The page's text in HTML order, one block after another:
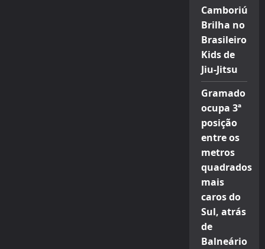
Camboriú
Brilha no
Brasileiro
Kids de
Jiu-Jitsu
Gramado
ocupa 3ª
posição
entre os
metros
quadrados
mais
caros do
Sul, atrás
de
Balneário